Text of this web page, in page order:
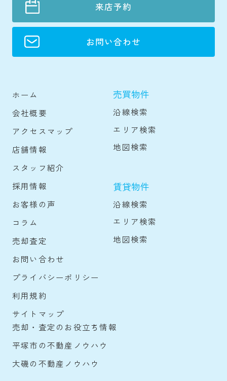
来店予約
お問い合わせ
ホーム
会社概要
アクセスマップ
店舗情報
スタッフ紹介
採用情報
お客様の声
コラム
売却査定
お問い合わせ
プライバシーポリシー
利用規約
サイトマップ
売買物件
沿線検索
エリア検索
地図検索
賃貸物件
沿線検索
エリア検索
地図検索
売却・査定のお役立ち情報
平塚市の不動産ノウハウ
大磯の不動産ノウハウ